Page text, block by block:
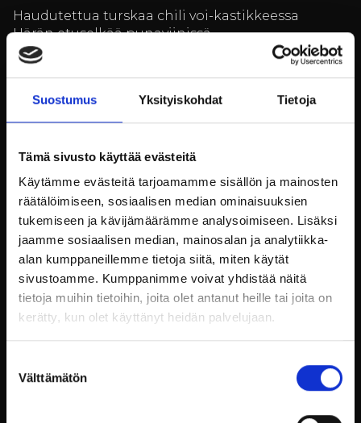
Suostumus Yksityiskohdat Tietoja
Tämä sivusto käyttää evästeitä
Käytämme evästeitä tarjoamamme sisällön ja mainosten
räätälöimiseen, sosiaalisen median ominaisuuksien
tukemiseen ja kävijämäärämme analysoimiseen. Lisäksi
jaamme sosiaalisen median, mainosalan ja analytiikka-
alan kumppaneillemme tietoja siitä, miten käytät
sivustoamme. Kumppanimme voivat yhdistää näitä
tietoja muihin tietoihin, joita olet antanut heille tai joita on
kerätty, kun olet käyttänyt heidän palvelujaan.
valinta
Välttämätön
Haudutettua turskaa chili voi-kastikkeessa
Härän etuselkää punaviinissä
Rosmariini parmesaani perunat
Paahdettuja Svarfarsin juureksi
Jälkiruoka buffet:
Macarons
Hinnat:
Menun hinta 42€/hlö.
Lapset alle 12v – 50%.
OHJELMA :
Laulava kitaristi Petri Pietilä sekä saksofonisti
Johannes Salomaa soittavat tunnelmallista ja